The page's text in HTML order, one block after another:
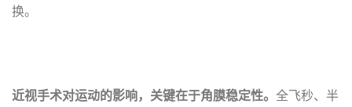
换。
近视手术对运动的影响，关键在于角膜稳定性。 全飞秒、半